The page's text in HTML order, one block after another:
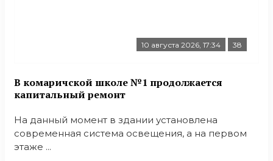
10 августа 2026, 17:34 38
В комаричской школе №1 продолжается
капитальный ремонт
На данный момент в здании установлена
современная система освещения, а на первом
этаже ...